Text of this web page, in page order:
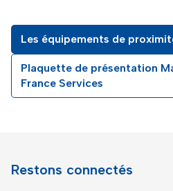
Les équipements de
Plaquette de présentation
France Services
Restons connectés